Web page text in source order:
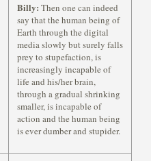
Billy: Then one can indeed
say that the human being of
Earth through the digital
media slowly but surely falls
prey to stupefaction, is
increasingly incapable of
life and his/her brain,
through a gradual shrinking
smaller, is incapable of
action and the human being
is ever dumber and stupider.